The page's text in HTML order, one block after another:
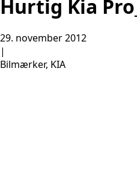
Hurtig Kia
29. november 2012
|
Bilmærker, KIA